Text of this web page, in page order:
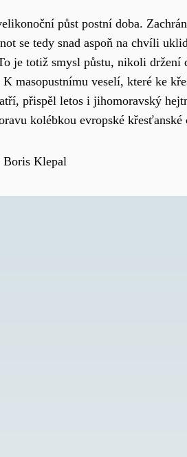
půst postní doba.
se tedy snad aspoň na chvíli
je totiž smysl půstu, nikoli držení
masopustnímu veselí, které ke
přispěl letos i jihomoravský
kolébkou evropské
Boris Klepal